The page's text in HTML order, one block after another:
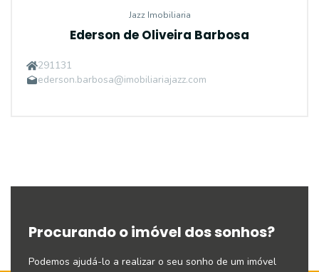
Jazz Imobiliaria
Ederson de Oliveira Barbosa
291131
ederson.barbosa@imobiliariajazz.com
Procurando o imóvel dos sonhos?
Podemos ajudá-lo a realizar o seu sonho de um imóvel